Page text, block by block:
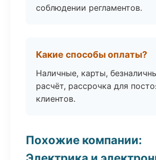
соблюдении регламентов.
Какие способы оплаты?
Наличные, карты,
расчёт, рассрочка для
клиентов.
Похожие компании: